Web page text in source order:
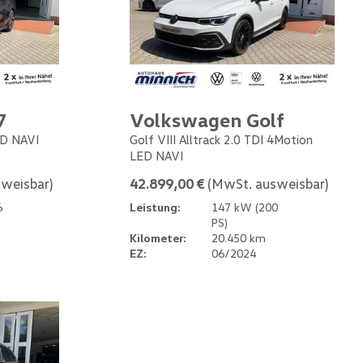
NAVI
Volkswagen Golf
Golf VIII Alltrack 2.0 TDI 4Motion
LED NAVI
42.899,00 € (MwSt. ausweisbar)
Leistung:
147 kW (200
PS)
Kilometer:
20.450 km
EZ:
06/2024